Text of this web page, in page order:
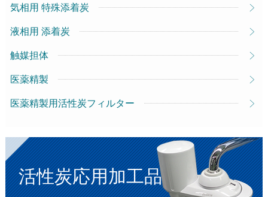
気相用 特殊添着炭
液相用 添着炭
触媒担体
医薬精製
医薬精製用活性炭フィルター
活性炭応用加工品